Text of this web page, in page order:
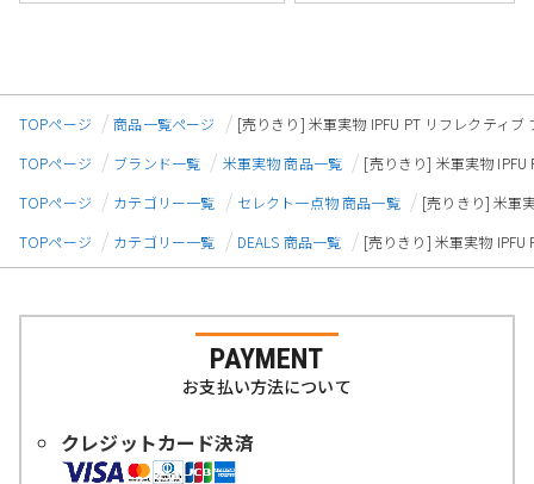
TOPページ 商品一覧ページ
[売りきり] 米軍実物 IPFU PT リフレクティ
TOPページ
ブランド一覧 米軍実物 商品一覧
[売りきり] 米軍実物 IPFU
TOPページ
カテゴリー一覧 セレクト一点物 商品一覧
[売りきり] 米軍
TOPページ
カテゴリー一覧 DEALS 商品一覧 [売りきり] 米軍実物 IPFU
PAYMENT
お支払い方法について
クレジットカード決済